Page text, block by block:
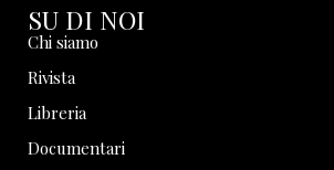
SU DI NOI
Chi siamo
Rivista
Libreria
Documentari